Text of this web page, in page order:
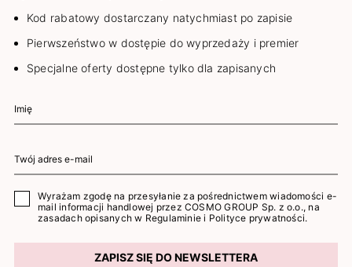
Kod rabatowy dostarczany natychmiast po zapisie
Pierwszeństwo w dostępie do wyprzedaży i premier
Specjalne oferty dostępne tylko dla zapisanych
Wyrażam zgodę na przesyłanie za pośrednictwem wiadomości e-
mail informacji handlowej przez COSMO GROUP Sp. z o.o., na
zasadach opisanych w Regulaminie i Polityce prywatności.
ZAPISZ SIĘ DO NEWSLETTERA